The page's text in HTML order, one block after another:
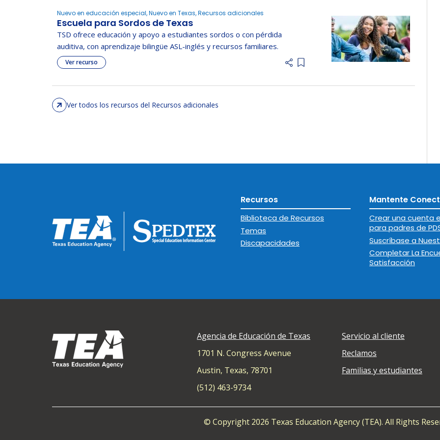
Nuevo en educación especial, Nuevo en Texas, Recursos adicionales
Escuela para Sordos de Texas
TSD ofrece educación y apoyo a estudiantes sordos o con pérdida
auditiva, con aprendizaje bilingüe ASL-inglés y recursos familiares.
Ver recurso
Add item to list
Ver todos los recursos del Recursos adicionales
Recursos
Biblioteca de Recursos
Temas
Discapacidades
Mantente
Crear una cuenta
para padres de
Suscríbase a
Completar La
Satisfacción
Agencia de Educación de Texas
1701 N. Congress Avenue
Austin, Texas, 78701
(512) 463-9734
Servicio al cliente
Reclamos
Familias y estudiantes
© Copyright 2026 Texas Education Agency (TEA). All Rights